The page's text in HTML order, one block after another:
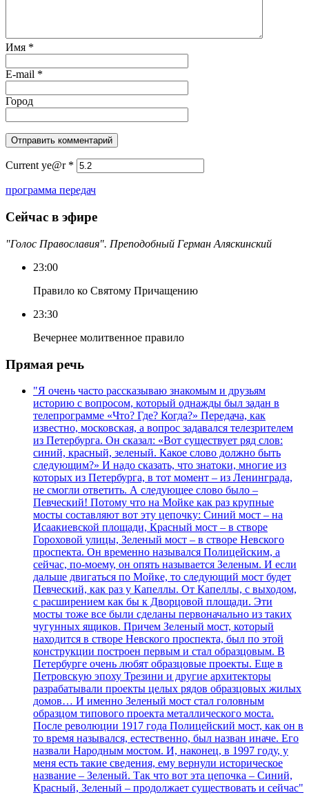
Имя *
E-mail *
Город
Current ye@r *
программа передач
Сейчас в эфире
"Голос Православия". Преподобный Герман Аляскинский
23:00
Правило ко Святому Причащению
23:30
Вечернее молитвенное правило
Прямая речь
"Я очень часто рассказываю знакомым и друзьям
историю с вопросом, который однажды был задан в
телепрограмме «Что? Где? Когда?» Передача, как
известно, московская, а вопрос задавался телезрителем
из Петербурга. Он сказал: «Вот существует ряд слов:
синий, красный, зеленый. Какое слово должно быть
следующим?» И надо сказать, что знатоки, многие из
которых из Петербурга, в тот момент – из Ленинграда,
не смогли ответить. А следующее слово было –
Певческий! Потому что на Мойке как раз крупные
мосты составляют вот эту цепочку: Синий мост – на
Исаакиевской площади, Красный мост – в створе
Гороховой улицы, Зеленый мост – в створе Невского
проспекта. Он временно назывался Полицейским, а
сейчас, по-моему, он опять называется Зеленым. И если
дальше двигаться по Мойке, то следующий мост будет
Певческий, как раз у Капеллы. От Капеллы, с выходом,
с расширением как бы к Дворцовой площади. Эти
мосты тоже все были сделаны первоначально из таких
чугунных ящиков. Причем Зеленый мост, который
находится в створе Невского проспекта, был по этой
конструкции построен первым и стал образцовым. В
Петербурге очень любят образцовые проекты. Еще в
Петровскую эпоху Трезини и другие архитекторы
разрабатывали проекты целых рядов образцовых жилых
домов… И именно Зеленый мост стал головным
образцом типового проекта металлического моста.
После революции 1917 года Полицейский мост, как он в
то время назывался, естественно, был назван иначе. Его
назвали Народным мостом. И, наконец, в 1997 году, у
меня есть такие сведения, ему вернули историческое
название – Зеленый. Так что вот эта цепочка – Синий,
Красный, Зеленый – продолжает существовать и сейчас"